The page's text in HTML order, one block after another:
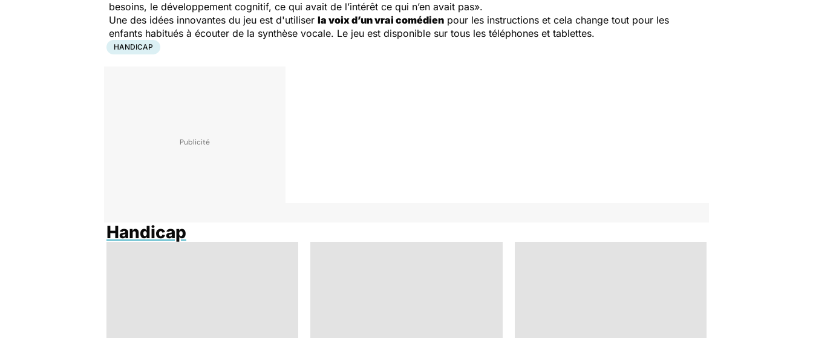
besoins, le développement cognitif, ce qui avait de l’intérêt ce qui n’en avait pas».
Une des idées innovantes du jeu est d'utiliser la voix d’un vrai comédien pour les instructions et cela change tout pour les
enfants habitués à écouter de la synthèse vocale. Le jeu est disponible sur tous les téléphones et tablettes.
HANDICAP
Handicap